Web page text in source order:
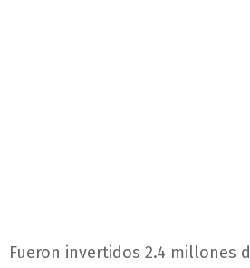
Fueron invertidos 2.4 millones